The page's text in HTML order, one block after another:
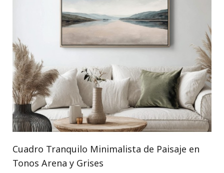
Cuadro Tranquilo Minimalista de Paisaje en
Tonos Arena y Grises